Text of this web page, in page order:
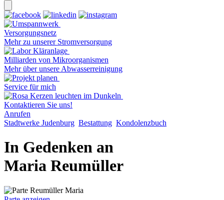
Versorgungsnetz
Mehr zu unserer Stromversorgung
Milliarden von Mikroorganismen
Mehr über unsere Abwasserreinigung
Service für mich
Kontaktieren Sie uns!
Anrufen
Stadtwerke Judenburg Bestattung Kondolenzbuch
In Gedenken an
Maria Reumüller